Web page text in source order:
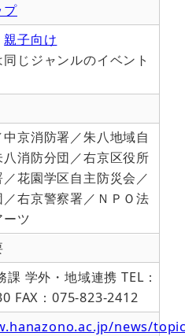
プ
親子向け
同じジャンルのイベント
京消防署／朱八地域自
消防分団／右京区役所
花園学区自主防災会／
右京警察署／ＮＰＯ法
ツ
課 学外・地域連携 TEL：
FAX：075-823-2412
news/